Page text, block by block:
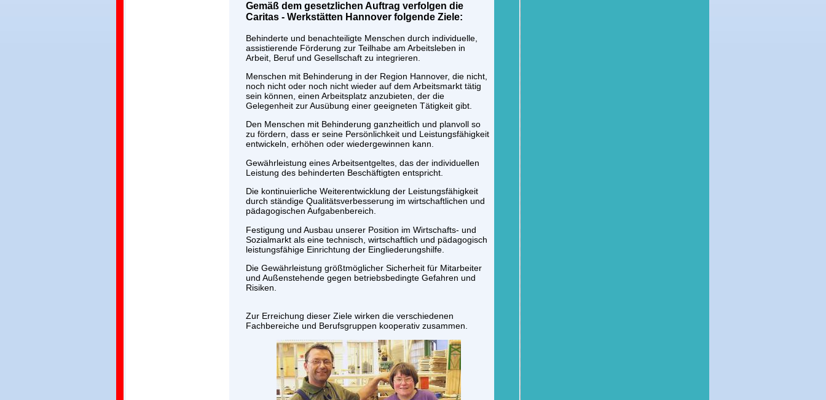
Gemäß dem gesetzlichen Auftrag verfolgen die
Caritas - Werkstätten Hannover folgende Ziele:
Behinderte und benachteiligte Menschen durch individuelle,
assistierende Förderung zur Teilhabe am Arbeitsleben in
Arbeit, Beruf und Gesellschaft zu integrieren.
Menschen mit Behinderung in der Region Hannover, die nicht,
noch nicht oder noch nicht wieder auf dem Arbeitsmarkt tätig
sein können, einen Arbeitsplatz anzubieten, der die
Gelegenheit zur Ausübung einer geeigneten Tätigkeit gibt.
Den Menschen mit Behinderung ganzheitlich und planvoll so
zu fördern, dass er seine Persönlichkeit und Leistungsfähigkeit
entwickeln, erhöhen oder wiedergewinnen kann.
Gewährleistung eines Arbeitsentgeltes, das der individuellen
Leistung des behinderten Beschäftigten entspricht.
Die kontinuierliche Weiterentwicklung der Leistungsfähigkeit
durch ständige Qualitätsverbesserung im wirtschaftlichen und
pädagogischen Aufgabenbereich.
Festigung und Ausbau unserer Position im Wirtschafts- und
Sozialmarkt als eine technisch, wirtschaftlich und pädagogisch
leistungsfähige Einrichtung der Eingliederungshilfe.
Die Gewährleistung größtmöglicher Sicherheit für Mitarbeiter
und Außenstehende gegen betriebsbedingte Gefahren und
Risiken.
Zur Erreichung dieser Ziele wirken die verschiedenen
Fachbereiche und Berufsgruppen kooperativ zusammen.